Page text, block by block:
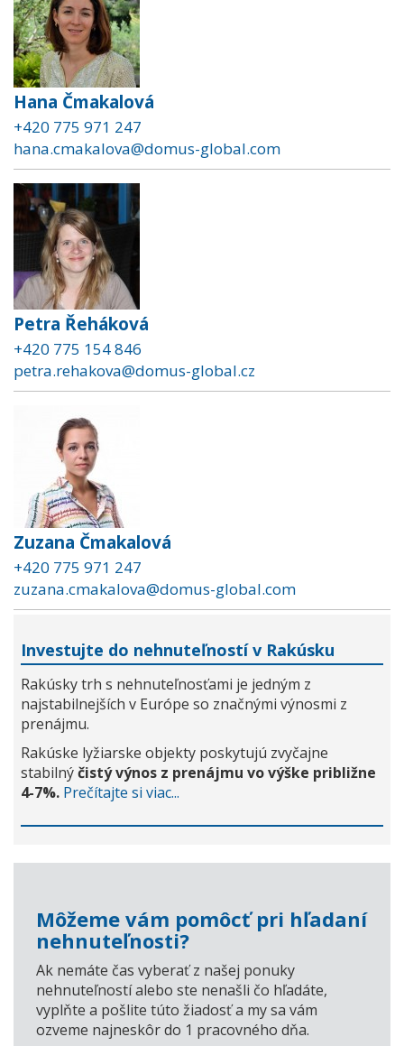
Hana Čmakalová
+420 775 971 247
hana.cmakalova@domus-global.com
Petra Řeháková
+420 775 154 846
petra.rehakova@domus-global.cz
Zuzana Čmakalová
+420 775 971 247
zuzana.cmakalova@domus-global.com
Investujte do nehnuteľností v Rakúsku
Rakúsky trh s nehnuteľnosťami je jedným z
najstabilnejších v Európe so značnými výnosmi z
prenájmu.
Rakúske lyžiarske objekty poskytujú zvyčajne
stabilnýčistý výnos z prenájmu vo výške približne
4-7%. Prečítajte si viac...
Môžeme vám pomôcť pri hľadaní
nehnuteľnosti?
Ak nemáte čas vyberať z našej ponuky
nehnuteľností alebo ste nenašli čo hľadáte,
vyplňte a pošlite túto žiadosť a my sa vám
ozveme najneskôr do 1 pracovného dňa.